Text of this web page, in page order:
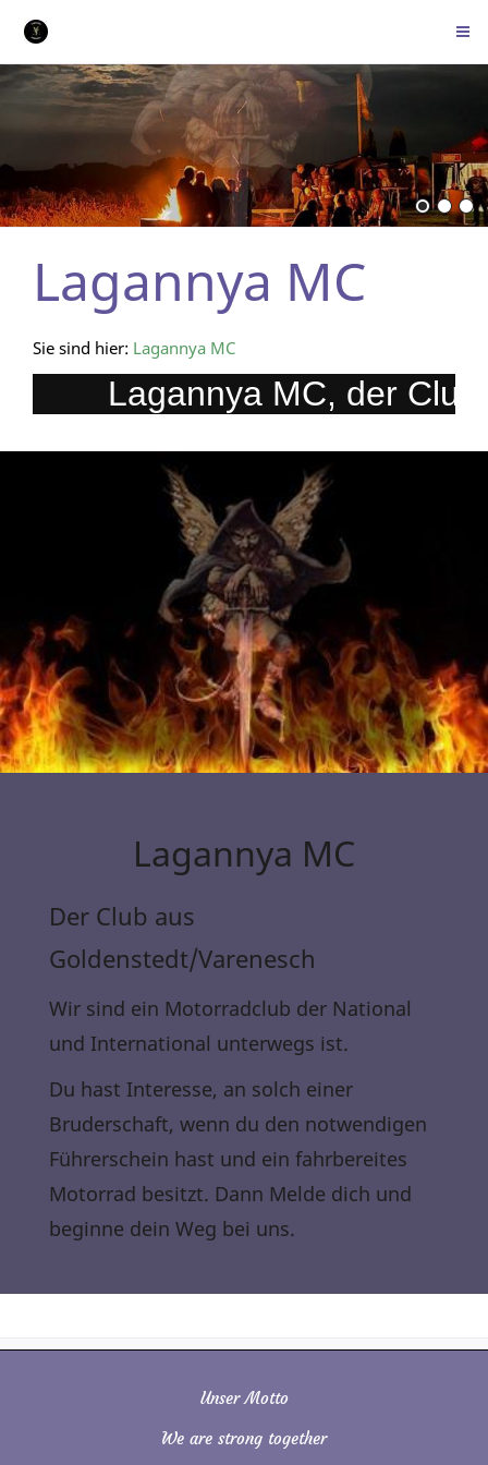
Lagannya MC
Sie sind hier: Lagannya MC
Lagannya MC, der
Lagannya MC
Der Club aus
Goldenstedt/Varenesch
Wir sind ein Motorradclub der National
und International unterwegs ist.
Du hast Interesse, an solch einer
Bruderschaft, wenn du den notwendigen
Führerschein hast und ein fahrbereites
Motorrad besitzt. Dann Melde dich und
beginne dein Weg bei uns.
Unser Motto
We are strong together